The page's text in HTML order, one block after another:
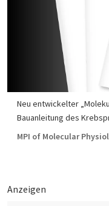
Neu entwickelter
Bauanleitung des
MPI of Molecular
Anzeigen